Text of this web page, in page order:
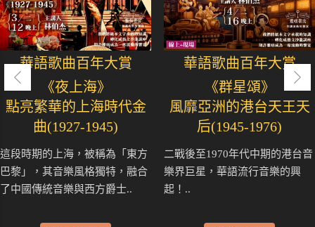
華語歌曲百年大賞
《夜上海》
點亮繁華的上海時代金
曲(1927-1945)
這段時期的上海，被稱為「東方
巴黎」，其音樂風格獨特，融合
了中國傳統音樂與西方爵士..
華語歌曲百年大賞
《群星頌》
風靡亞洲的港台天王天
后(1945-1976)
二戰後至1970年代中期的港台音
樂界巨星，華語流行音樂的興
起！..